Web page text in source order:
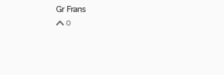
Gr Frans
0